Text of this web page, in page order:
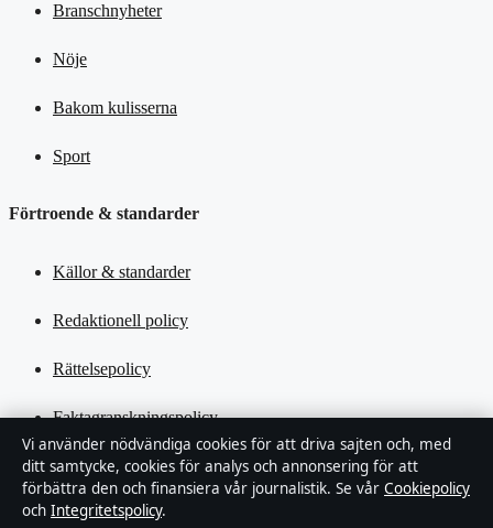
Branschnyheter
Nöje
Bakom kulisserna
Sport
Förtroende & standarder
Källor & standarder
Redaktionell policy
Rättelsepolicy
Faktagranskningspolicy
Ägande & finansiering
Integritetspolicy
Vi använder nödvändiga cookies för att driva sajten och, med
ditt samtycke, cookies för analys och annonsering för att
förbättra den och finansiera vår journalistik. Se vår Cookiepolicy
och Integritetspolicy.